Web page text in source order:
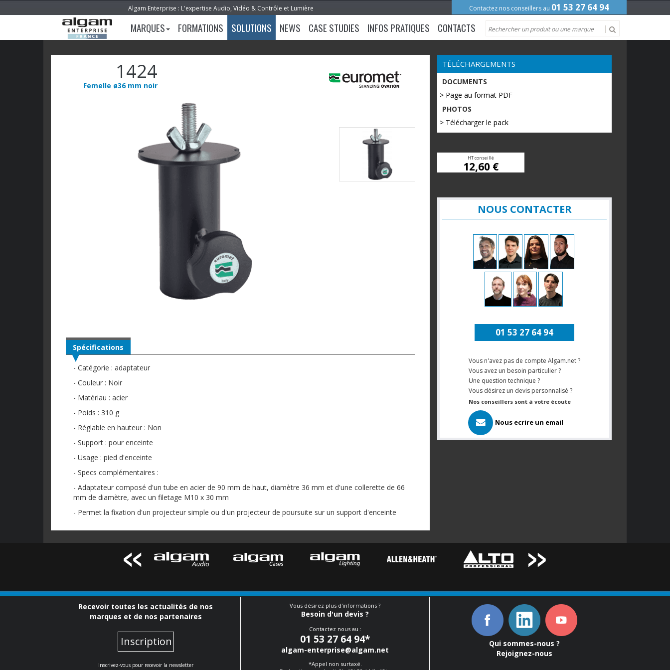
Algam Enterprise : L'expertise Audio, Vidéo & Contrôle et Lumière Contactez nos conseillers au 01 53 27 64 94
MARQUES FORMATIONS SOLUTIONS NEWS CASE STUDIES INFOS PRATIQUES CONTACTS
1424
Femelle ø36 mm noir
Spécifications
- Catégorie : adaptateur
- Couleur : Noir
- Matériau : acier
- Poids : 310 g
- Réglable en hauteur : Non
- Support : pour enceinte
- Usage : pied d'enceinte
- Specs complémentaires :
- Adaptateur composé d'un tube en acier de 90 mm de haut, diamètre 36 mm et d'une collerette de 66
mm de diamètre, avec un filetage M10 x 30 mm
- Permet la fixation d'un projecteur simple ou d'un projecteur de poursuite sur un support d'enceinte
TÉLÉCHARGEMENTS
DOCUMENTS
> Page au format PDF
PHOTOS
> Télécharger le pack
HT conseillé
12,60 €
NOUS CONTACTER
01 53 27 64 94
Vous n'avez pas de compte Algam.net ?
Vous avez un besoin particulier ?
Une question technique ?
Vous désirez un devis personnalisé ?
Nos conseillers sont à votre écoute
Nous ecrire un email
Recevoir toutes les actualités de nos
marques et de nos partenaires
Inscription
Inscrivez-vous pour recevoir la newsletter
Vous désirez plus d'informations ?
Besoin d'un devis ?
Contactez nous au :
01 53 27 64 94*
algam-enterprise@algam.net
*Appel non surtaxé.
Qui sommes-nous ?
Rejoignez-nous